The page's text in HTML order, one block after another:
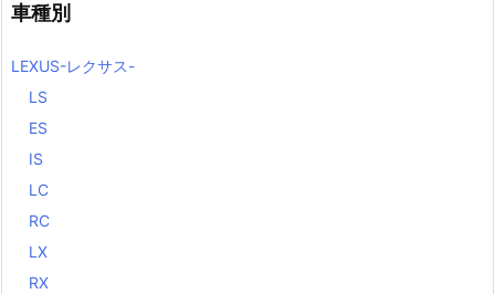
車種別
LEXUS-レクサス-
LS
ES
IS
LC
RC
LX
RX